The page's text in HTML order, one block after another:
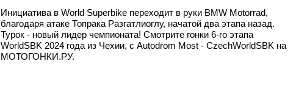
Инициатива в World Superbike переходит в руки BMW Motorrad,
благодаря атаке Топрака Разгатлиоглу, начатой два этапа назад.
Турок - новый лидер чемпионата! Смотрите гонки 6-го этапа
WorldSBK 2024 года из Чехии, с Autodrom Most - CzechWorldSBK на
МОТОГОНКИ.РУ.